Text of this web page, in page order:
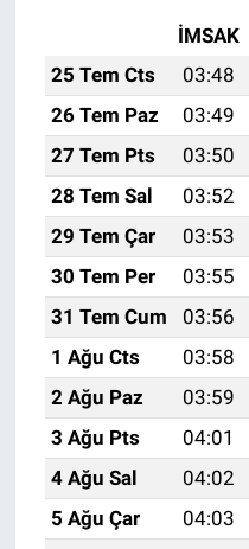
İMSAK
25 Tem Cts
03:48
26 Tem Paz
03:49
27 Tem Pts
03:50
28 Tem Sal
03:52
29 Tem Çar
03:53
30 Tem Per
03:55
31 Tem Cum
03:56
1 Ağu Cts
03:58
2 Ağu Paz
03:59
3 Ağu Pts
04:01
4 Ağu Sal
04:02
5 Ağu Çar
04:03